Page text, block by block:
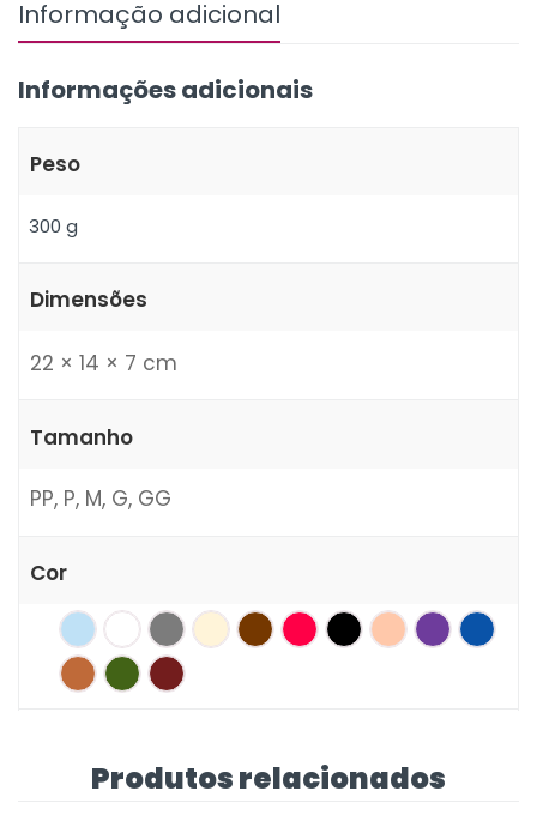
Informação adicional
Informações adicionais
Peso
300 g
Dimensões
22 × 14 × 7 cm
Tamanho
PP, P, M, G, GG
Cor
Produtos relacionados